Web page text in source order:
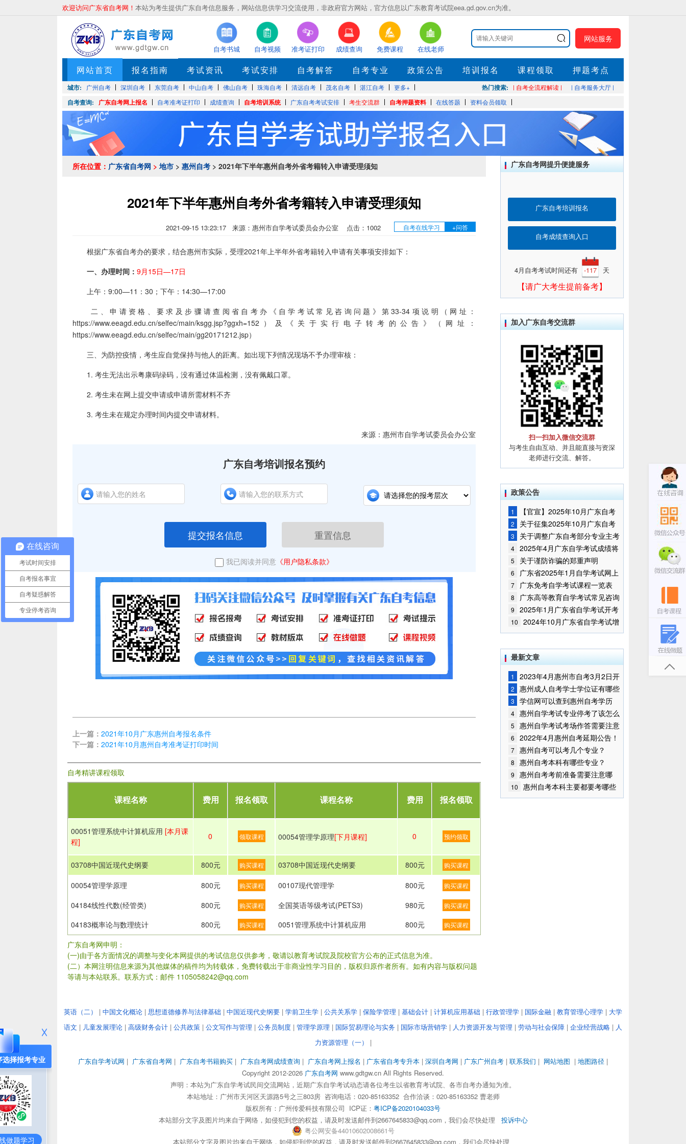
欢迎访问广东省自考网！ 本站为考生提供广东自考信息服务，网站信息供学习交流使用，非政府官方网站，官方信息以广东教育考试院eea.gd.gov.cn为准。
自考书城 自考视频 准考证打印 成绩查询 免费课程 在线老师
网站服务
网站首页 报名指南 考试资讯 考试安排 自考解答 自考专业 政策公告 培训报名 课程领取 押题考点
城市: 广州自考 深圳自考 东莞自考 中山自考 佛山自考 珠海自考 清远自考 茂名自考 湛江自考 更多+ 热门搜索: | 自考全流程解读 | | 自考服务大厅 |
自考查询: 广东自考网上报名 自考准考证打印 成绩查询 自考培训系统 广东自考考试安排 考生交流群 自考押题资料 在线答题 资料会员领取
所在位置： 广东省自考网 > 地市 > 惠州自考 > 2021年下半年惠州自考外省考籍转入申请受理须知
2021年下半年惠州自考外省考籍转入申请受理须知
2021-09-15 13:23:17 来源：惠州市自学考试委员会办公室 点击： 1002 自考在线学习 +问答
根据广东省自考办的要求，结合惠州市实际，受理2021年上半年外省考籍转入申请有关事项安排如下：
一、办理时间： 9月15日—17日
上午：9:00—11：30；下午：14:30—17:00
二、申请资格、要求及步骤请查阅省自考办《自学考试常见咨询问题》第33-34项说明（网址：
https://www.eeagd.edu.cn/selfec/main/ksgg.jsp?ggxh=152）及《关于实行电子转考 的公告》（网址：
https://www.eeagd.edu.cn/selfec/main/gg20171212.jsp）
三、为防控疫情，考生应自觉保持与他人的距离。如出现下列情况现场不予办理审核：
1. 考生无法出示粤康码绿码，没有通过体温检测，没有佩戴口罩。
2. 考生未在网上提交申请或申请所需材料不齐
3. 考生未在规定办理时间内提交申请材料。
来源：惠州市自学考试委员会办公室
广东自考培训报名预约
提交报名信息 重置信息
我已阅读并同意 《用户隐私条款》
上一篇： 2021年10月广东惠州自考报名条件
下一篇： 2021年10月惠州自考准考证打印时间
自考精讲课程领取
课程名称 费用 报名领取 课程名称 费用 报名领取
00051管理系统中计算机应用 [本月课
程]
0 领取课程 00054管理学原理[下月课程] 0 预约领取
03708中国近现代史纲要 800元 购买课程 03708中国近现代史纲要 800元 购买课程
00054管理学原理 800元 购买课程 00107现代管理学 800元 购买课程
04184线性代数(经管类) 800元 购买课程 全国英语等级考试(PETS3) 980元 购买课程
04183概率论与数理统计 800元 购买课程 0051管理系统中计算机应用 800元 购买课程
广东自考网申明：
(一)由于各方面情况的调整与变化本网提供的考试信息仅供参考，敬请以教育考试院及院校官方公布的正式信息为准。
(二）本网注明信息来源为其他媒体的稿件均为转载体，免费转载出于非商业性学习目的，版权归原作者所有。如有内容与版权问题
等请与本站联系。联系方式：邮件 1105058242@qq.com
广东自考网提升便捷服务
广东自考培训报名
自考成绩查询入口
4月自考考试时间还有 -117 天
【请广大考生提前备考】
加入广东自考交流群
扫一扫加入微信交流群
与考生自由互动、并且能直接与资深
老师进行交流、解答。
政策公告
1
【官宣】2025年10月广东自考
报名时间通知
2
关于征集2025年10月广东自考
增加开考停考专业部分课程意向的
通告
3
关于调整广东自考部分专业主考
学校的通知
4 2025年4月广东自学考试成绩将
于5月9日公布
5 关于谨防诈骗的郑重声明
6
广东省2025年1月自学考试网上
报名报考须知
7 广东免考自学考试课程一览表
8
广东高等教育自学考试常见咨询
问题
9
2025年1月广东省自学考试开考
课程考试时间安排和使用教材的通
知
10
2024年10月广东省自学考试增
加一门开考课程的通告
最新文章
1
2023年4月惠州市自考3月2日开
始报考！
2
惠州成人自考学士学位证有哪些
作用？
3
学信网可以查到惠州自考学历
吗？
4 惠州自学考试专业停考了该怎么
办？
5
惠州自学考试考场作答需要注意
什么？
6 2022年4月惠州自考延期公告！
7 惠州自考可以考几个专业？
8 惠州自考本科有哪些专业？
9
惠州自考考前准备需要注意哪
些？
10
惠州自考本科主要都要考哪些
科目？
选择报考专业
做题学习
英语（二） | 中国文化概论 | 思想道德修养与法律基础 | 中国近现代史纲要 | 学前卫生学 | 公共关系学 | 保险学管理 | 基础会计 | 计算机应用基础 | 行政管理学 | 国际金融 | 教育管理心理学 | 大学
语文 | 儿童发展理论 | 高级财务会计 | 公共政策 | 公文写作与管理 | 公务员制度 | 管理学原理 | 国际贸易理论与实务 | 国际市场营销学 | 人力资源开发与管理 | 劳动与社会保障 | 企业经营战略 | 人
力资源管理（一）
|
广东自学考试网 | 广东省自考网 | 广东自考书籍购买 | 广东自考网成绩查询 | 广东自考网上报名 | 广东省自考专升本 | 深圳自考网 | 广东广州自考 | 联系我们 | 网站地图 | 地图路径 |
Copyright 2012-2026 广东自考网 www.gdtgw.cn All Rights Reserved.
声明：本站为广东自学考试民间交流网站，近期广东自学考试动态请各位考生以省教育考试院、各市自考办通知为准。
本站地址：广州市天河区天源路5号之三803房 咨询电话：020-85163352 合作洽谈：020-85163352 曹老师
版权所有： 广州传爱科技有限公司 ICP证： 粤ICP备2020104033号
本站部分文字及图片均来自于网络，如侵犯到您的权益，请及时发送邮件到2667645833@qq.com，我们会尽快处理 投诉中心
粤公网安备44010602008661号
本站部分文字及图片均来自于网络，如侵犯到您的权益，请及时发送邮件到2667645833@qq.com，我们会尽快处理
在线咨询
考试时间安排
自考报名事宜
自考疑惑解答
专业停考咨询